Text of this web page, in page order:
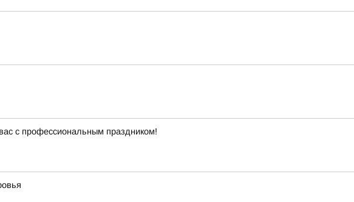
с профессиональным праздником!